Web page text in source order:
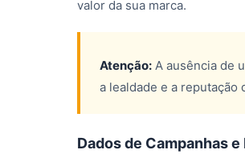
valor da sua marca.
Atenção: A ausência de
a lealdade e a reputação
Dados de Campanhas